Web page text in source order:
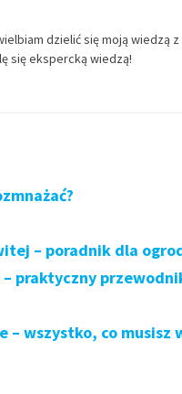
dzielić się moją wiedzą
się ekspercką wiedzą!
– poradnik dla
praktyczny
– wszystko, co musisz